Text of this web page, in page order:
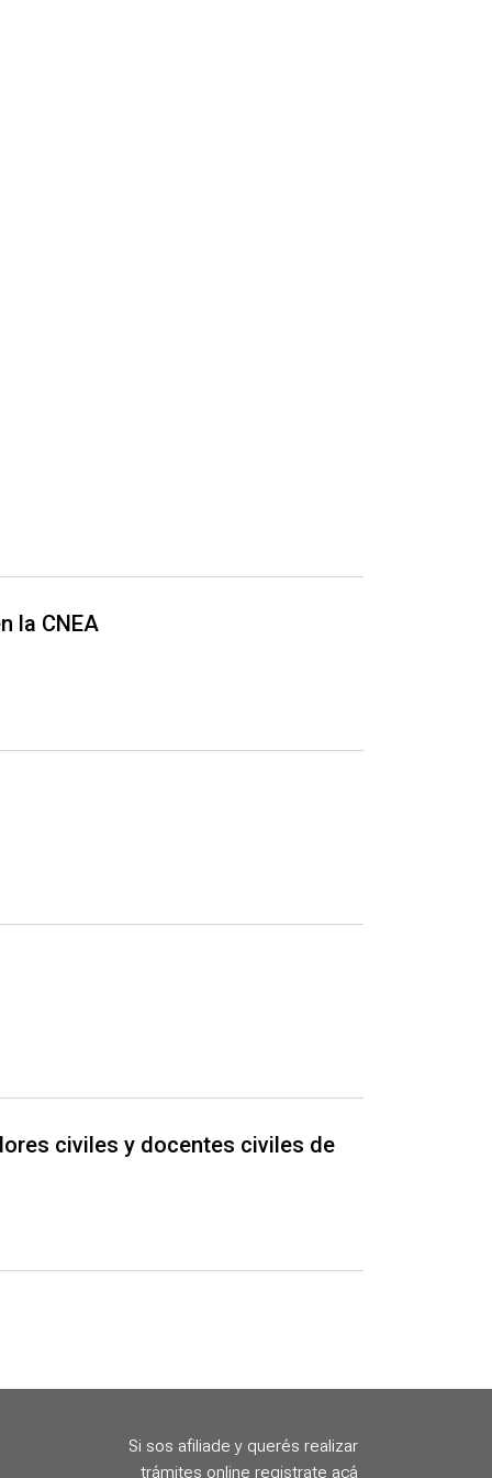
la CNEA
civiles y docentes civiles de
Si sos afiliade y querés realizar
trámites online registrate acá